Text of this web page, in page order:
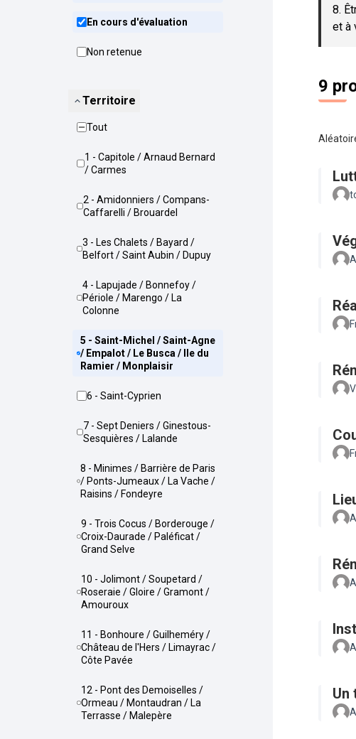
En cours d'évaluation
Non retenue
Territoire
Tout
1 - Capitole / Arnaud Bernard
/ Carmes
2 - Amidonniers / Compans-
Caffarelli / Brouardel
3 - Les Chalets / Bayard /
Belfort / Saint Aubin / Dupuy
4 - Lapujade / Bonnefoy /
Périole / Marengo / La
Colonne
5 - Saint-Michel / Saint-Agne
/ Empalot / Le Busca / Ile du
Ramier / Monplaisir
6 - Saint-Cyprien
7 - Sept Deniers / Ginestous-
Sesquières / Lalande
8 - Minimes / Barrière de Paris
/ Ponts-Jumeaux / La Vache /
Raisins / Fondeyre
9 - Trois Cocus / Borderouge /
Croix-Daurade / Paléficat /
Grand Selve
10 - Jolimont / Soupetard /
Roseraie / Gloire / Gramont /
Amouroux
11 - Bonhoure / Guilheméry /
Château de l'Hers / Limayrac /
Côte Pavée
12 - Pont des Demoiselles /
Ormeau / Montaudran / La
Terrasse / Malepère
8.
et à
9
Al
Al